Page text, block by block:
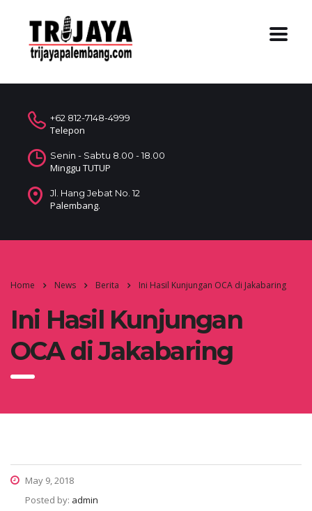
+62 812-7148-4999
Telepon
Senin - Sabtu 8.00 - 18.00
Minggu TUTUP
Jl. Hang Jebat No. 12
Palembang.
Home News Berita Ini Hasil Kunjungan OCA di Jakabaring
Ini Hasil Kunjungan
OCA di Jakabaring
May 9, 2018
Posted by: admin